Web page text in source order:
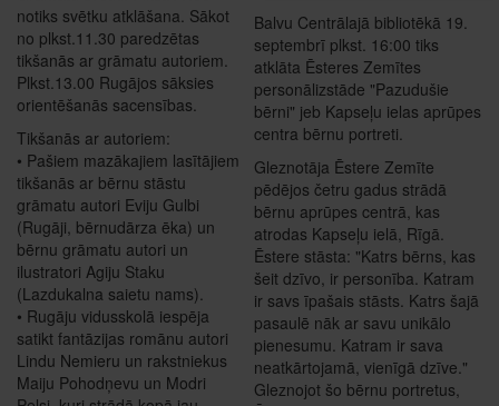
notiks svētku atklāšana. Sākot
no plkst.11.30 paredzētas
tikšanās ar grāmatu autoriem.
Plkst.13.00 Rugājos sāksies
orientēšanās sacensības.
Tikšanās ar autoriem:
• Pašiem mazākajiem lasītājiem
tikšanās ar bērnu stāstu
grāmatu autori Eviju Gulbi
(Rugāji, bērnudārza ēka) un
bērnu grāmatu autori un
ilustratori Agiju Staku
(Lazdukalna saietu nams).
• Rugāju vidusskolā iespēja
satikt fantāzijas romānu autori
Lindu Nemieru un rakstniekus
Maiju Pohodņevu un Modri
Balvu Centrālajā bibliotēkā 19.
septembrī plkst. 16:00 tiks
atklāta Ēsteres Zemītes
personālizstāde "Pazudušie
bērni" jeb Kapseļu ielas aprūpes
centra bērnu portreti.
Gleznotāja Ēstere Zemīte
pēdējos četru gadus strādā
bērnu aprūpes centrā, kas
atrodas Kapseļu ielā, Rīgā.
Ēstere stāsta: "Katrs bērns, kas
šeit dzīvo, ir personība. Katram
ir savs īpašais stāsts. Katrs šajā
pasaulē nāk ar savu unikālo
pienesumu. Katram ir sava
neatkārtojamā, vienīgā dzīve."
Gleznojot šo bērnu portretus,